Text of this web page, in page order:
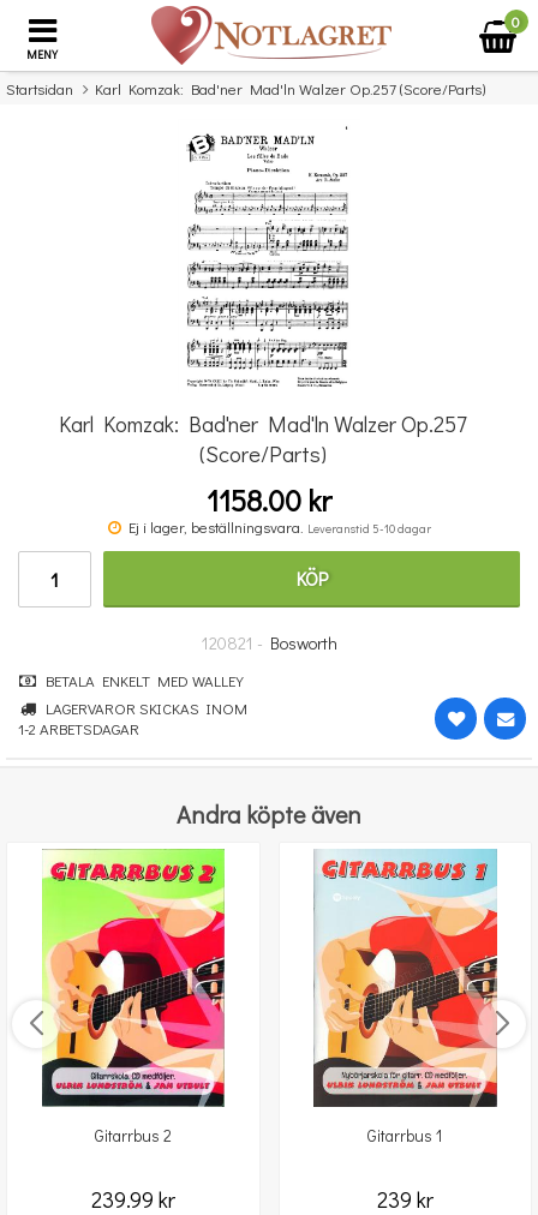
MENY
0
Startsidan Karl Komzak: Bad'ner Mad'ln Walzer Op.257 (Score/Parts)
Missa inte detta...
Double Bass Quartets
348 kr
Karl Komzak: Bad'ner Mad'ln Walzer Op.257
(Score/Parts)
1158.00 kr
Ej i lager, beställningsvara. Leveranstid 5-10 dagar
KÖP
120821 - Bosworth
BETALA ENKELT MED WALLEY
LAGERVAROR SKICKAS INOM
1-2 ARBETSDAGAR
Andra köpte även
Gitarrbus 2
239.99 kr
Gitarrbus 1
239 kr